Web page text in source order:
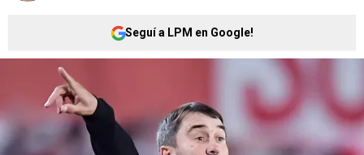
Seguí a LPM en Google!